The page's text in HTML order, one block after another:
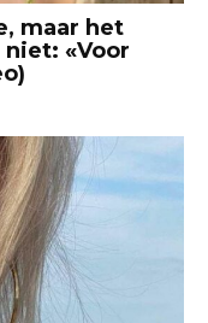
maar het
«Voor